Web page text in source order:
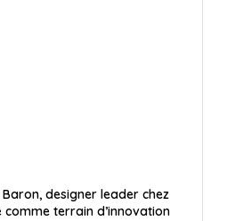
designer leader chez
comme terrain d’innovation